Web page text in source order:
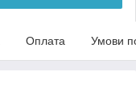
Оплата Умови